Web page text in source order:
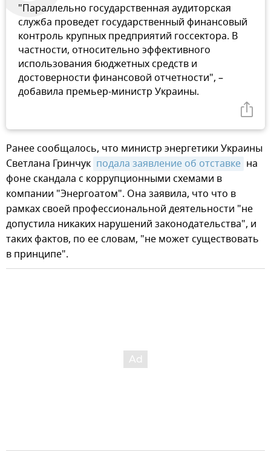
"Параллельно государственная аудиторская
служба проведет государственный финансовый
контроль крупных предприятий госсектора. В
частности, относительно эффективного
использования бюджетных средств и
достоверности финансовой отчетности", –
добавила премьер-министр Украины.
Ранее сообщалось, что министр энергетики Украины
Светлана Гринчук подала заявление об отставке на
фоне скандала с коррупционными схемами в
компании "Энергоатом". Она заявила, что что в
рамках своей профессиональной деятельности "не
допустила никаких нарушений законодательства", и
таких фактов, по ее словам, "не может существовать
в принципе".